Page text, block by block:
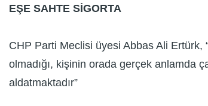
EŞE SAHTE SİGORTA
CHP Parti Meclisi üyesi Abbas Ali Ertürk,
olmadığı, kişinin orada gerçek anlamda
aldatmaktadır”